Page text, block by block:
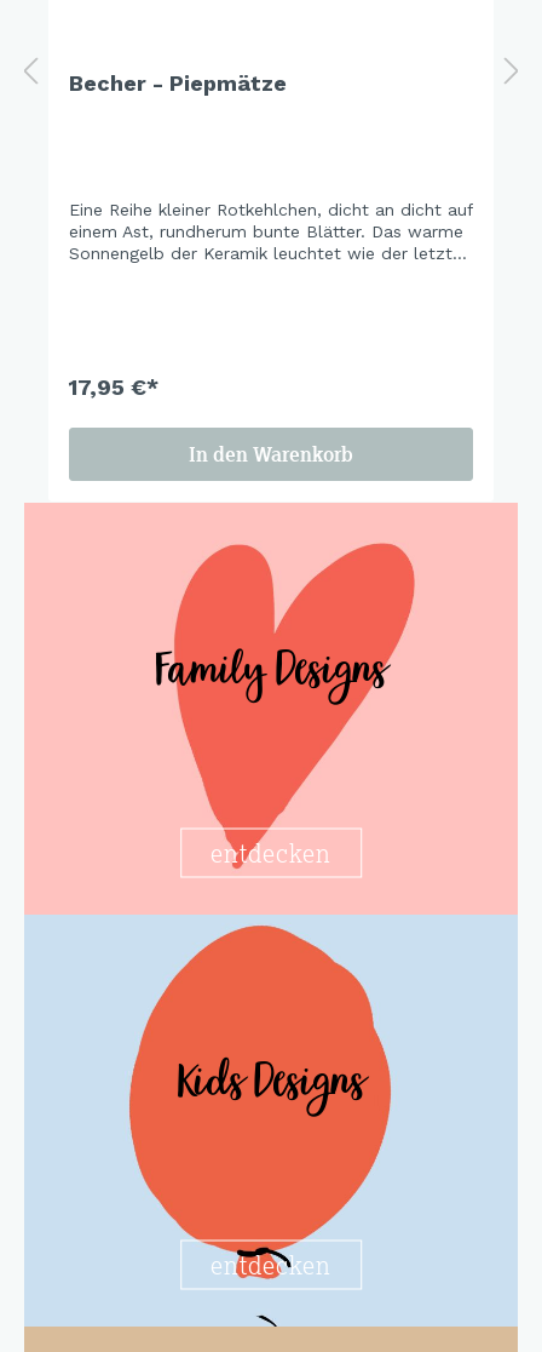
Becher - Piepmätze
Eine Reihe kleiner Rotkehlchen, dicht an dicht auf
einem Ast, rundherum bunte Blätter. Das warme
Sonnengelb der Keramik leuchtet wie der letzte
17,95 €*
In den Warenkorb
Family Designs
entdecken
Kids Designs
entdecken